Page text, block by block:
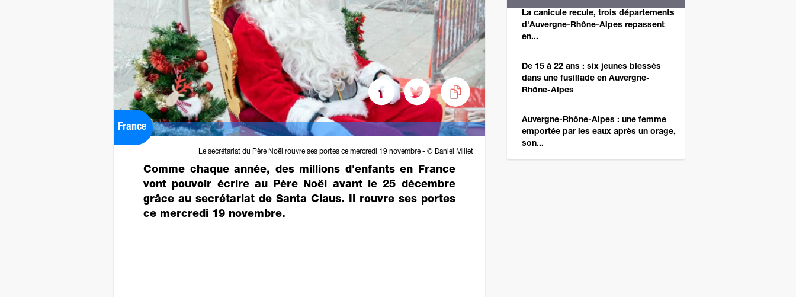
France
Le secrétariat du Père Noël rouvre ses portes ce mercredi 19 novembre - © Daniel Millet
Comme chaque année, des millions d'enfants en France
vont pouvoir écrire au Père Noël avant le 25 décembre
grâce au secrétariat de Santa Claus. Il rouvre ses portes
ce mercredi 19 novembre.
La canicule recule, trois départements
d'Auvergne-Rhône-Alpes repassent
en...
De 15 à 22 ans : six jeunes blessés
dans une fusillade en Auvergne-
Rhône-Alpes
Auvergne-Rhône-Alpes : une femme
emportée par les eaux après un orage,
son...